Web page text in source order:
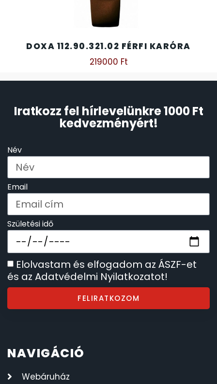
DOXA 112.90.321.02 FÉRFI KARÓRA
219000 Ft
Iratkozz fel hírlevelünkre 1000 Ft
kedvezményért!
Név
Email
Születési idő
Elolvastam és elfogadom az ÁSZF-et
és az Adatvédelmi Nyilatkozatot!
FELIRATKOZOM
NAVIGÁCIÓ
Webáruház